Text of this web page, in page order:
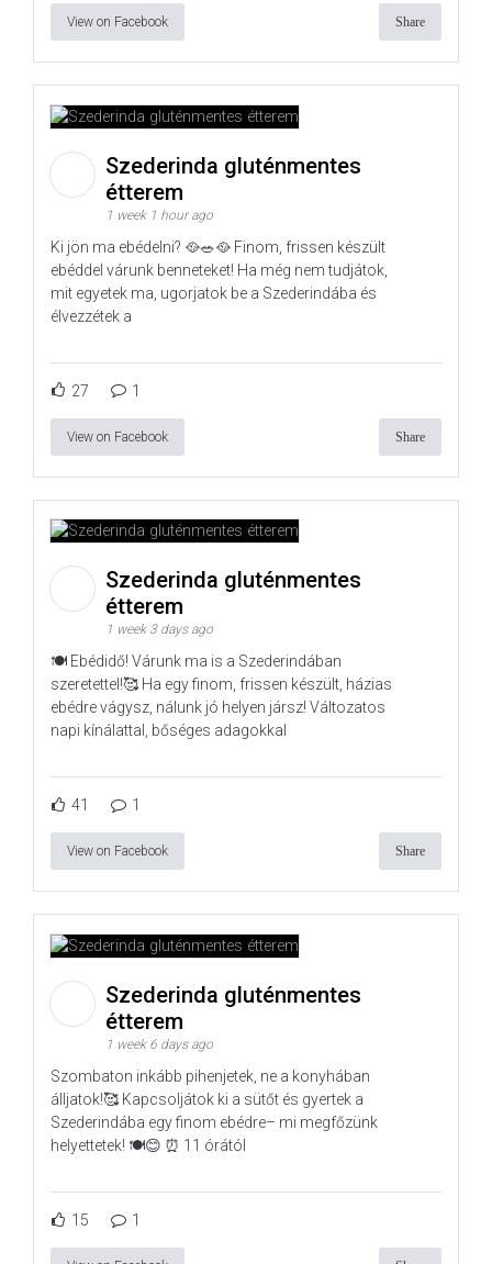
View on Facebook Share
Szederinda gluténmentes
étterem
1 week 1 hour ago
Ki jön ma ebédelni? 🥘🥗🥘 Finom, frissen készült
ebéddel várunk benneteket! Ha még nem tudjátok,
mit egyetek ma, ugorjatok be a Szederindába és
élvezzétek a
27 1
View on Facebook Share
Szederinda gluténmentes
étterem
1 week 3 days ago
🍽️ Ebédidő! Várunk ma is a Szederindában
szeretettel!🥰 Ha egy finom, frissen készült, házias
ebédre vágysz, nálunk jó helyen jársz! Változatos
napi kínálattal, bőséges adagokkal
41 1
View on Facebook Share
Szederinda gluténmentes
étterem
1 week 6 days ago
Szombaton inkább pihenjetek, ne a konyhában
álljatok!🥰 Kapcsoljátok ki a sütőt és gyertek a
Szederindába egy finom ebédre– mi megfőzünk
helyettetek! 🍽️😊 ⏰ 11 órától
15 1